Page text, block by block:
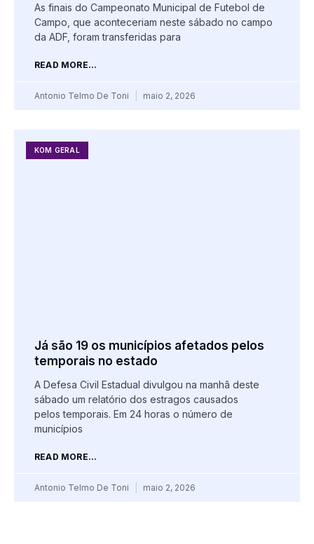
As finais do Campeonato Municipal de Futebol de
Campo, que aconteceriam neste sábado no campo
da ADF, foram transferidas para
READ MORE...
Antonio Telmo De Toni maio 2, 2026
KOM GERAL
Já são 19 os municípios afetados pelos
temporais no estado
A Defesa Civil Estadual divulgou na manhã deste
sábado um relatório dos estragos causados
pelos temporais. Em 24 horas o número de
municípios
READ MORE...
Antonio Telmo De Toni maio 2, 2026